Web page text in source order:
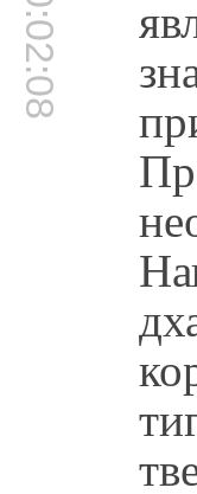
00:02:08